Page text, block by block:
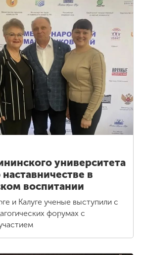
университета
наставничестве в
воспитании
и Калуге ученые выступили с
форумах с